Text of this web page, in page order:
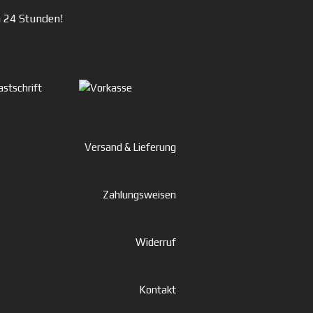
Stunden!
Versand & Lieferung
Zahlungsweisen
Widerruf
Kontakt